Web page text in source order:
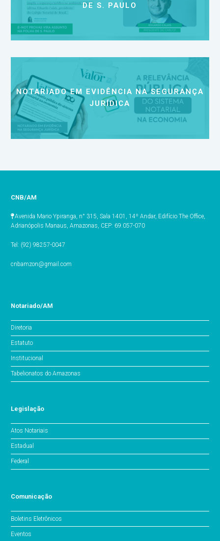
DE S. PAULO
NOTARIADO EM EVIDÊNCIA NA SEGURANÇA
JURÍDICA
CNB/AM
Avenida Mario Ypiranga, n° 315, Sala 1401, 14º Andar, Edifício The Office,
Adrianópolis Manaus, Amazonas, CEP: 69.057-070
Tel: (92) 98257-0047
cnbamzon@gmail.com
Notariado/AM
Diretoria
Estatuto
Institucional
Tabelionatos do Amazonas
Legislação
Atos Notariais
Estadual
Federal
Comunicação
Boletins Eletrônicos
Eventos